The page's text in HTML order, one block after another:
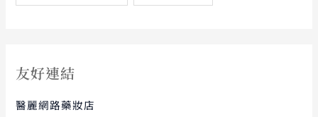
友好連結
醫麗網路藥妝店